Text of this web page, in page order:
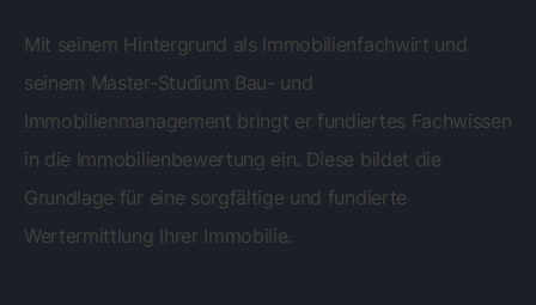
Mit seinem Hintergrund als Immobilienfachwirt und
seinem Master-Studium Bau- und
Immobilienmanagement bringt er fundiertes Fachwissen
in die Immobilienbewertung ein. Diese bildet die
Grundlage für eine sorgfältige und fundierte
Wertermittlung Ihrer Immobilie.